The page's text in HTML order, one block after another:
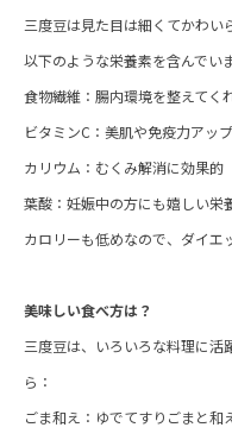
三度豆は見た目は細くてかわい
以下のような栄養素を含んでい
食物繊維：腸内環境を整えてく
ビタミンC：美肌や免疫力アッ
カリウム：むくみ解消に効果的
葉酸：妊娠中の方にも嬉しい栄
カロリーも低めなので、ダイエ
美味しい食べ方は？
三度豆は、いろいろな料理に活
ら：
ごま和え：ゆでてすりごまと和